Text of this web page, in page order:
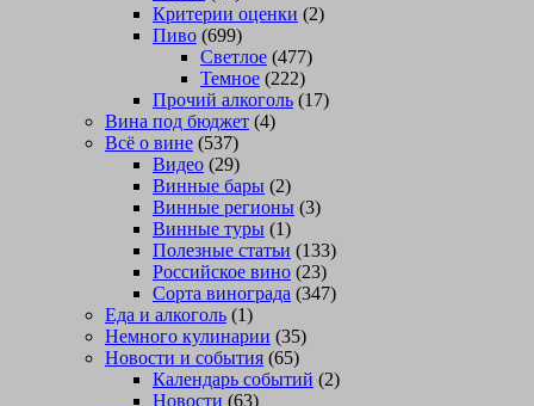
Критерии оценки (2)
Пиво (699)
Светлое (477)
Темное (222)
Прочий алкоголь (17)
Вина под бюджет (4)
Всё о вине (537)
Видео (29)
Винные бары (2)
Винные регионы (3)
Винные туры (1)
Полезные статьи (133)
Российское вино (23)
Сорта винограда (347)
Еда и алкоголь (1)
Немного кулинарии (35)
Новости и события (65)
Календарь событий (2)
Новости (63)